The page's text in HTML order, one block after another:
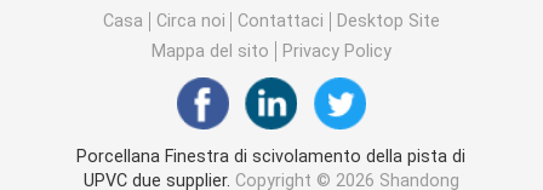
Portello scorrevole di UPVC
Finestra di alluminio della rottura termica
Porte di alluminio della rottura termica
Casa Circa noi Contattaci
Desktop Site
Mappa del sito
Privacy Policy
Porcellana Finestra di scivolamento della pista di
UPVC due supplier. Copyright © 2026 Shandong